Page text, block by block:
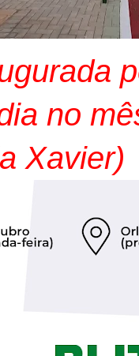
no
Xavier)